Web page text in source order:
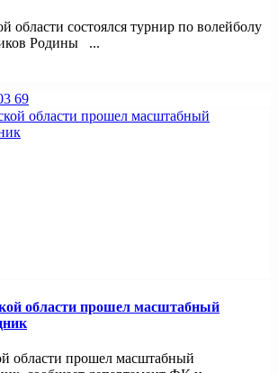
области состоялся турнир по волейболу
Родины ...
69
области прошел масштабный
области прошел масштабный